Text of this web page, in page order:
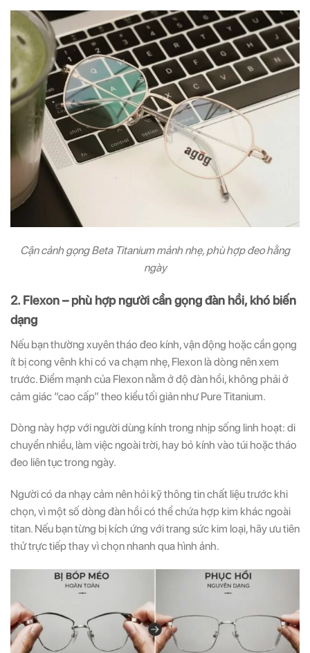
Cận cảnh gọng Beta Titanium mảnh nhẹ, phù hợp đeo hằng
ngày
2. Flexon – phù hợp người cần gọng đàn hồi, khó biến
dạng
Nếu bạn thường xuyên tháo đeo kính, vận động hoặc cần gọng
ít bị cong vênh khi có va chạm nhẹ, Flexon là dòng nên xem
trước. Điểm mạnh của Flexon nằm ở độ đàn hồi, không phải ở
cảm giác “cao cấp” theo kiểu tối giản như Pure Titanium.
Dòng này hợp với người dùng kính trong nhịp sống linh hoạt: di
chuyển nhiều, làm việc ngoài trời, hay bỏ kính vào túi hoặc tháo
đeo liên tục trong ngày.
Người có da nhạy cảm nên hỏi kỹ thông tin chất liệu trước khi
chọn, vì một số dòng đàn hồi có thể chứa hợp kim khác ngoài
titan. Nếu bạn từng bị kích ứng với trang sức kim loại, hãy ưu tiên
thử trực tiếp thay vì chọn nhanh qua hình ảnh.